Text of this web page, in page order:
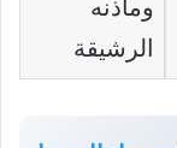
ومآذنه
الرشيقة